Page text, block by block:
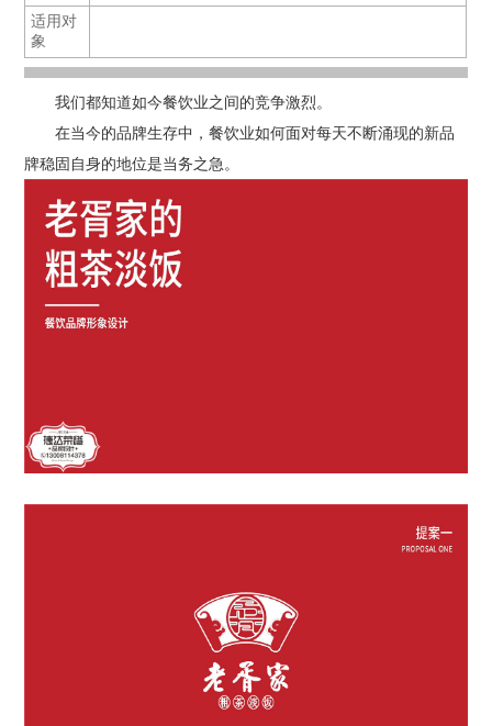
适用对
象
我们都知道如今餐饮业之间的竞争激烈。
在当今的品牌生存中，餐饮业如何面对每天不断涌现的新品
牌稳固自身的地位是当务之急。